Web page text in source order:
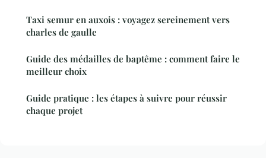
Taxi semur en auxois : voyagez sereinement vers
charles de gaulle
Guide des médailles de baptême : comment faire le
meilleur choix
Guide pratique : les étapes à suivre pour réussir
chaque projet